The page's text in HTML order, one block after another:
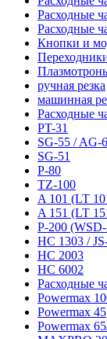
Расходные
Расходные
Кнопки и
ручная резка
машинная
Расходные
PT-31
SG-55 / AG-
SG-51
P-80
TZ-100
A 101 (LT
A 151 (LT
P-200
HC 1303 /
HC 2003
HC 6002
Расходные
Powermax
Powermax 45
Powermax